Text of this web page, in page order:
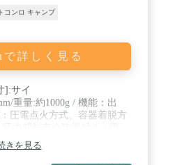
コンロ キャンプ
詳しく見る
]:サイ
重量:約1000g / 機能：出
圧電点火方式、容器着脱方
きを見る